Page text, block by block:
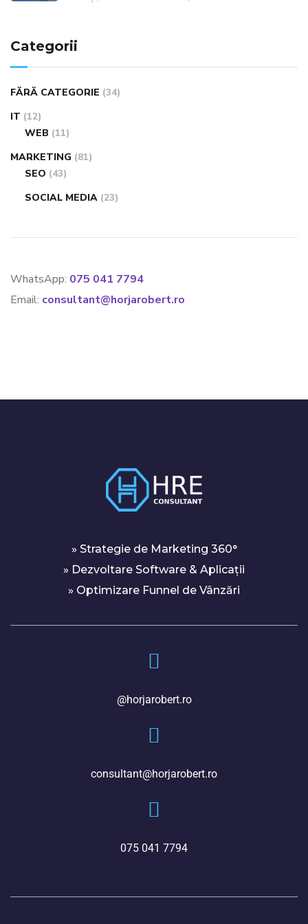
Categorii
FĂRĂ CATEGORIE (34)
IT (12)
WEB (11)
MARKETING (81)
SEO (43)
SOCIAL MEDIA (23)
WhatsApp: 075 041 7794
Email: consultant@horjarobert.ro
» Strategie de Marketing 360°
» Dezvoltare Software & Aplicații
» Optimizare Funnel de Vânzări
@horjarobert.ro
consultant@horjarobert.ro
075 041 7794